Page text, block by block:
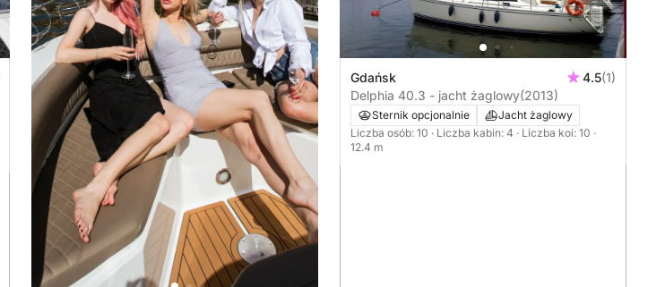
Gdańsk 4.5(1)
Delphia 40.3 - jacht żaglowy(2013)
Sternik opcjonalnie
Jacht żaglowy
Liczba osób: 10 · Liczba kabin: 4 · Liczba koi: 10 ·
12.4 m